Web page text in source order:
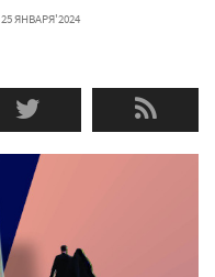
25 ЯНВАРЯ'2024